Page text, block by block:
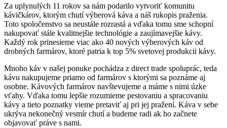
Za uplynulých 11 rokov sa nám podarilo vytvoriť komunitu
kávičkárov, ktorým chutí výberová káva a náš rukopis praženia.
Toto spoločenstvo sa neustále rozrastá a vďaka tomu sme schopní
nakupovať stále kvalitnejšie technológie a zaujímavejšie kávy.
Každý rok prinesieme viac ako 40 nových výberových káv od
drobných farmárov, ktoré patria k top 5% svetovej produkcii kávy.
Mnoho káv v našej ponuke pochádza z direct trade spoluprác, teda
kávu nakupujeme priamo od farmárov s ktorými sa poznáme aj
osobne. Kávových farmárov navštevujeme a máme s nimi úzke
vťahy. Vďaka tomu lepšie rozumieme pestovaniu a spracovaniu
kávy a tieto poznatky vieme pretaviť aj pri jej pražení. Káva v sebe
ukrýva nekonečný vesmír chutí a budeme radi ak ho začnete
objavovať práve s nami.